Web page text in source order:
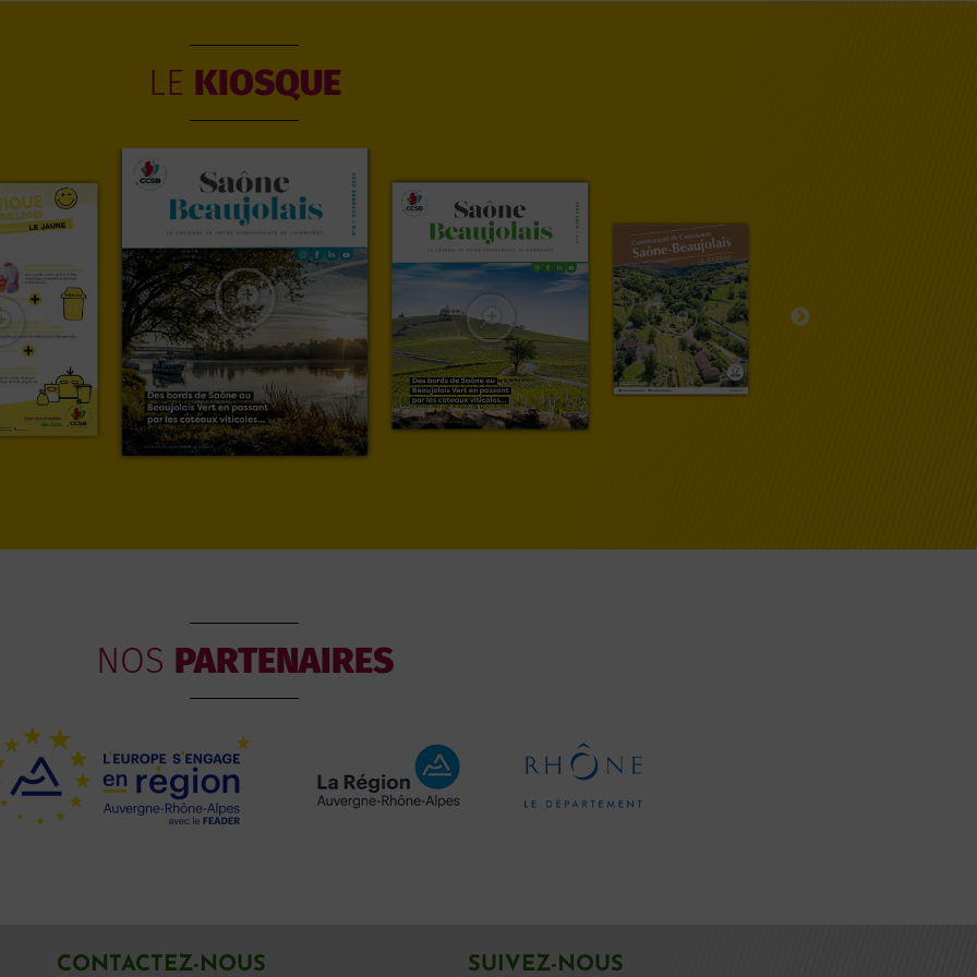
LE KIOSQUE



NOS PARTENAIRES
CONTACTEZ-NOUS SUIVEZ-NOUS